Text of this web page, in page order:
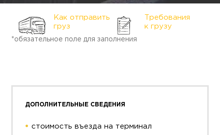
Как отправить
груз
Требования
к грузу
*обязательное поле для заполнения
ДОПОЛНИТЕЛЬНЫЕ СВЕДЕНИЯ
стоимость въезда на терминал